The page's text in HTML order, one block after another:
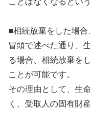
■相続放棄をした場
冒頭で述べた通り、
る場合、相続放棄を
ことが可能です。
その理由として、生
く、受取人の固有財